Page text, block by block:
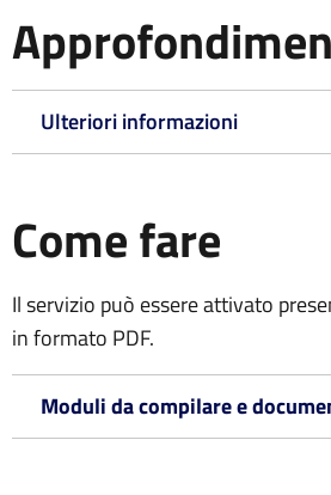
Ulteriori informazioni
Come fare
Il servizio può essere attivato
in formato PDF.
Moduli da compilare e